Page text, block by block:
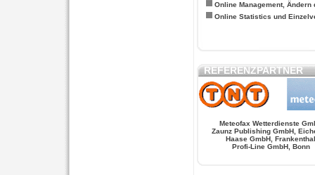
Online Management, Ändern
Online Statistics und
REFERENZPARTNER
Meteofax Wetterdienste
Zaunz Publishing GmbH,
Haase GmbH, Frankenthal
Profi-Line GmbH, Bonn